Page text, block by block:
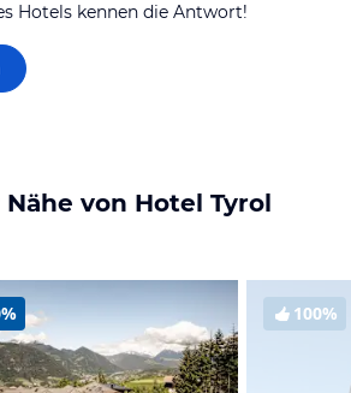
Hotels kennen die Antwort!
von Hotel Tyrol
100%